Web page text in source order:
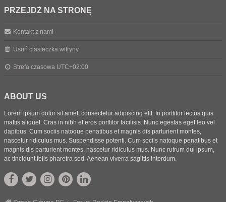
PRZEJDŹ NA STRONĘ
Kontakt z nami
Usuń ciasteczka witryny
Strefa czasowa UTC+02:00
ABOUT US
Lorem ipsum dolor sit amet, consectetur adipiscing elit. In porttitor lectus quis
mattis aliquet. Cras in nibh et eros porttitor facilisis. Nunc egestas eget leo vel
dapibus. Cum sociis natoque penatibus et magnis dis parturient montes,
nascetur ridiculus mus. Suspendisse potenti. Cum sociis natoque penatibus et
magnis dis parturient montes, nascetur ridiculus mus. Nunc rutrum dui ipsum,
ac tincidunt felis pharetra sed. Aenean viverra sagittis interdum.